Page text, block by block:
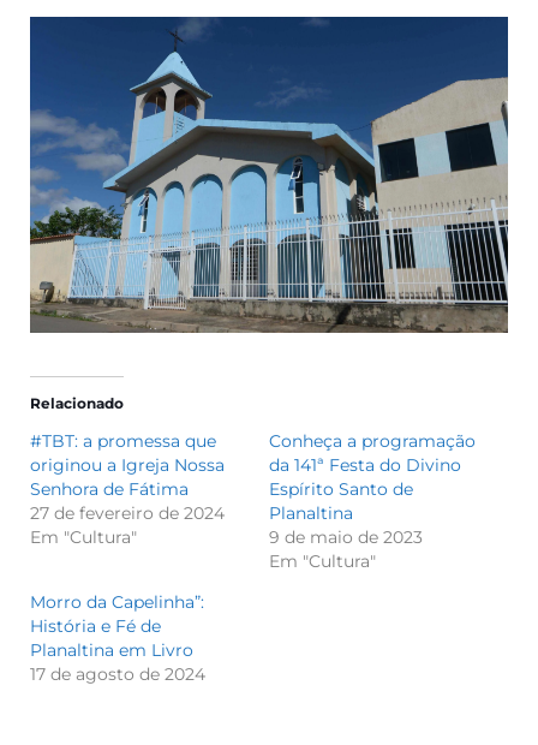
Relacionado
#TBT: a promessa que
originou a Igreja Nossa
Senhora de Fátima
27 de fevereiro de 2024
Em "Cultura"
Conheça a programação
da 141ª Festa do Divino
Espírito Santo de
Planaltina
9 de maio de 2023
Em "Cultura"
Morro da Capelinha”:
História e Fé de
Planaltina em Livro
17 de agosto de 2024